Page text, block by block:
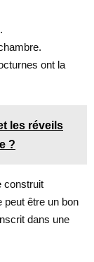
ont la
les réveils
?
construit
peut être un bon
dans une